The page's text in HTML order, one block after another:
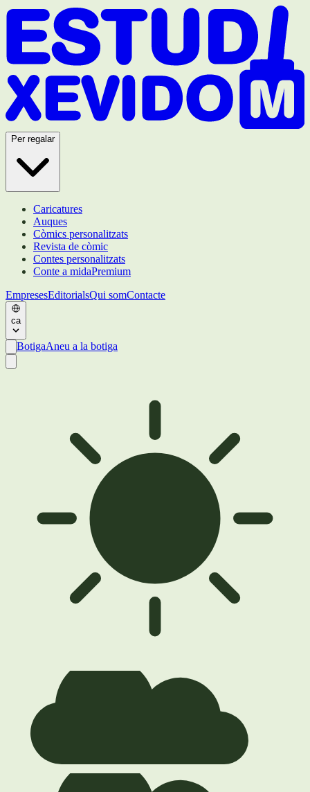
Per regalar
Caricatures
Auques
Còmics personalitzats
Revista de còmic
Contes personalitzats
Conte a midaPremium
EmpresesEditorialsQui somContacte
ca
BotigaAneu a la botiga